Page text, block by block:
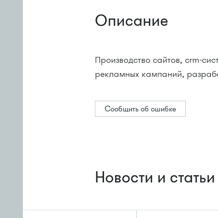
Описание
Производство сайтов, crm-
рекламных кампаний,
Сообщить об ошибке
Новости и статьи